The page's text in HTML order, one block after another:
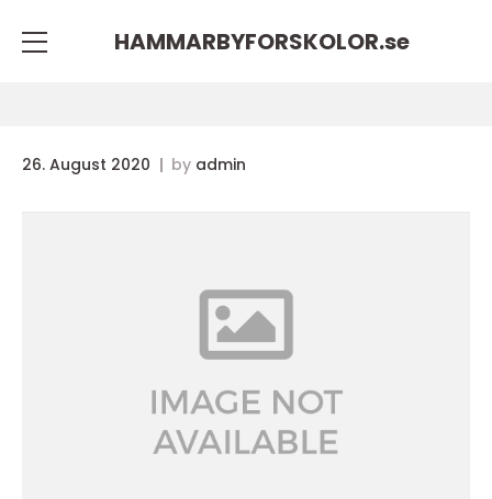
HAMMARBYFORSKOLOR.se
26. August 2020 by admin